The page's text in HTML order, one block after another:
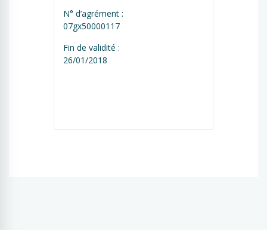
N° d’agrément :
07gx50000117
Fin de validité :
26/01/2018